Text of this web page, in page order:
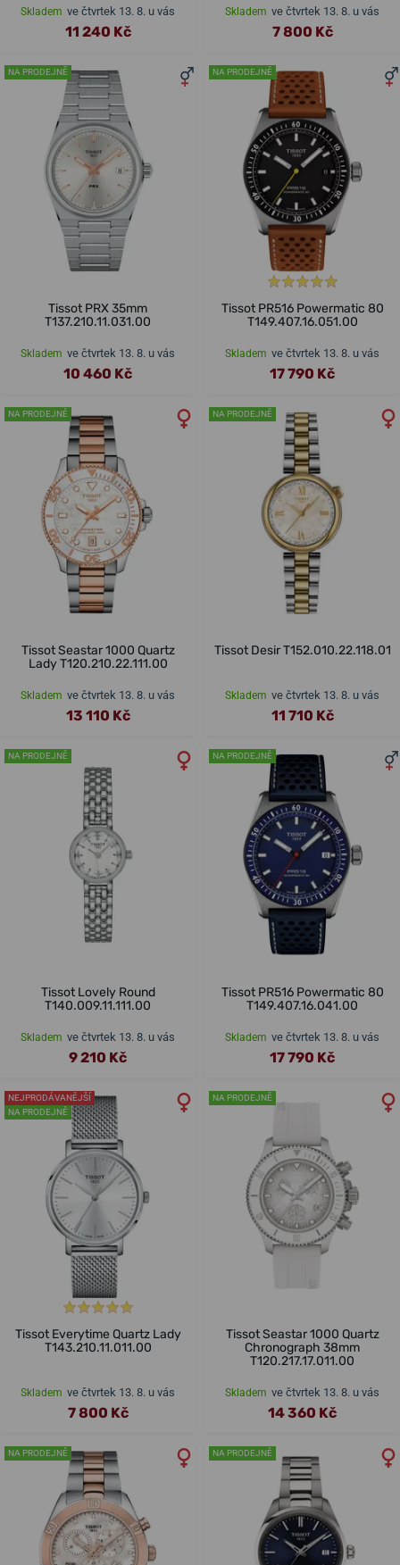
Skladem ve čtvrtek 13. 8. u vás
11 240 Kč
Skladem ve čtvrtek 13. 8. u vás
7 800 Kč
NA PRODEJNĚ
Tissot PRX 35mm
T137.210.11.031.00
Skladem ve čtvrtek 13. 8. u vás
10 460 Kč
NA PRODEJNĚ
Tissot PR516 Powermatic 80
T149.407.16.051.00
Skladem ve čtvrtek 13. 8. u vás
17 790 Kč
NA PRODEJNĚ
Tissot Seastar 1000 Quartz
Lady T120.210.22.111.00
Skladem ve čtvrtek 13. 8. u vás
13 110 Kč
NA PRODEJNĚ
Tissot Desir T152.010.22.118.01
Skladem ve čtvrtek 13. 8. u vás
11 710 Kč
NA PRODEJNĚ
Tissot Lovely Round
T140.009.11.111.00
Skladem ve čtvrtek 13. 8. u vás
9 210 Kč
NA PRODEJNĚ
Tissot PR516 Powermatic 80
T149.407.16.041.00
Skladem ve čtvrtek 13. 8. u vás
17 790 Kč
NEJPRODÁVANĚJŠÍ
NA PRODEJNĚ
Tissot Everytime Quartz Lady
T143.210.11.011.00
Skladem ve čtvrtek 13. 8. u vás
7 800 Kč
NA PRODEJNĚ
Tissot Seastar 1000 Quartz
Chronograph 38mm
T120.217.17.011.00
Skladem ve čtvrtek 13. 8. u vás
14 360 Kč
NA PRODEJNĚ NA PRODEJNĚ